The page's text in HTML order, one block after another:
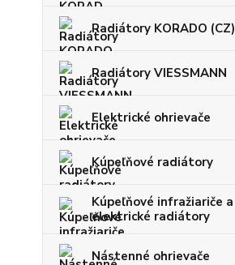
Radiátory KORADO (CZ)
Radiátory VIESSMANN
Elektrické ohrievače
Kúpeľňové radiátory
Kúpeľňové infražiariče a
elektrické radiátory
Nástenné ohrievače